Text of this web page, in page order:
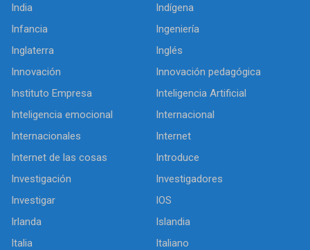
India
Indígena
Infancia
Ingeniería
Inglaterra
Inglés
Innovación
Innovación pedagógica
Instituto Empresa
Inteligencia Artificial
Inteligencia emocional
Internacional
Internacionales
Internet
Internet de las cosas
Introduce
Investigación
Investigadores
Investigar
IOS
Irlanda
Islandia
Italia
Italiano